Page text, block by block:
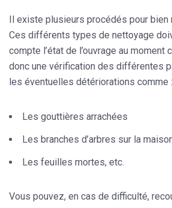
Il existe plusieurs procédés pour
Ces différents types de nettoyage
compte l’état de l’ouvrage au moment
donc une vérification des différentes
les éventuelles détériorations comme :
Les gouttières arrachées
Les branches d’arbres sur la
Les feuilles mortes, etc.
Vous pouvez, en cas de difficulté,